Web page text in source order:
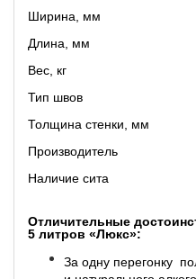
Ширина, мм
Длина, мм
Вес, кг
Тип швов
Толщина стенки, мм
Производитель
Наличие сита
Отличительные
5 литров «Люкс»:
За одну перегонку